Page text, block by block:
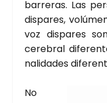
barre­ras. Las
dis­pa­res,
voz dis­pa­res
cere­bral
na­li­da­des
No